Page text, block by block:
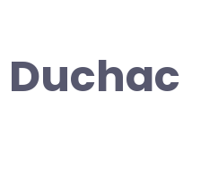
Duchac